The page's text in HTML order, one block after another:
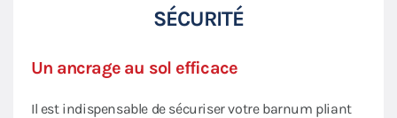
SÉCURITÉ
Un ancrage au sol efficace
Il est indispensable de sécuriser votre barnum pliant